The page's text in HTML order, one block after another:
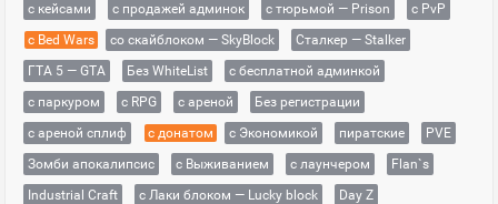
с кейсами
с продажей админок с тюрьмой — Prison
с PvP
с Bed Wars
со скайблоком — SkyBlock
Сталкер — Stalker
ГТА 5 — GTA
Без WhiteList
с бесплатной админкой
с паркуром
с RPG с ареной
Без регистрации
с ареной сплиф
с донатом с Экономикой пиратские
PVE
Зомби апокалипсис
с Выживанием с лаунчером
Flan`s
Industrial Craft
с Лаки блоком — Lucky block
Day Z